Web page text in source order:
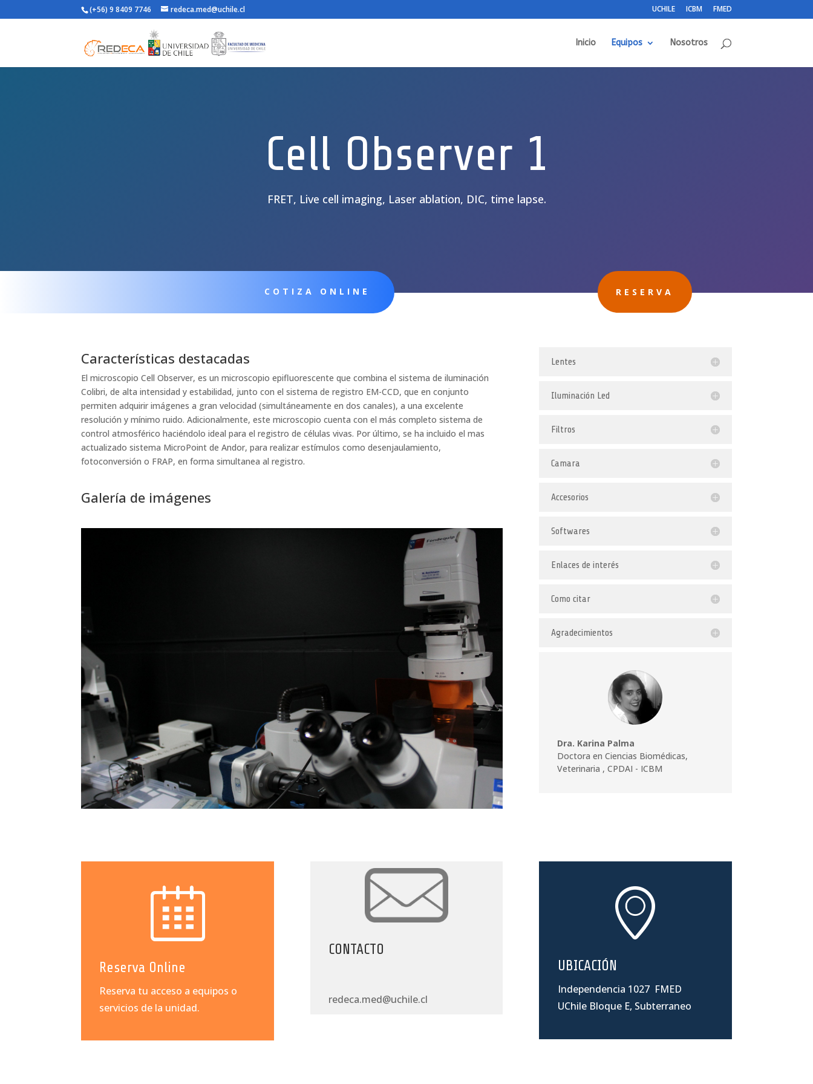
(+56) 9 8409 7746 redeca.med@uchile.cl UCHILE ICBM FMED
Inicio Equipos Nosotros
Cell Observer 1
FRET, Live cell imaging, Laser ablation, DIC, time lapse.
COTIZA ONLINE RESERVA
Características destacadas
El microscopio Cell Observer, es un microscopio epifluorescente que combina el sistema de iluminación
Colibri, de alta intensidad y estabilidad, junto con el sistema de registro EM-CCD, que en conjunto
permiten adquirir imágenes a gran velocidad (simultáneamente en dos canales), a una excelente
resolución y mínimo ruido. Adicionalmente, este microscopio cuenta con el más completo sistema de
control atmosférico haciéndolo ideal para el registro de células vivas. Por último, se ha incluido el mas
actualizado sistema MicroPoint de Andor, para realizar estímulos como desenjaulamiento,
fotoconversión o FRAP, en forma simultanea al registro.
Galería de imágenes
Lentes
Iluminación Led
Filtros
Camara
Accesorios
Softwares
Enlaces de interés
Como citar
Agradecimientos
Dra. Karina Palma
Doctora en Ciencias Biomédicas,
Veterinaria , CPDAI - ICBM
Reserva Online
Reserva tu acceso a equipos o
servicios de la unidad.
CONTACTO
redeca.med@uchile.cl
UBICACIÓN
Independencia 1027 FMED
UChile Bloque E, Subterraneo